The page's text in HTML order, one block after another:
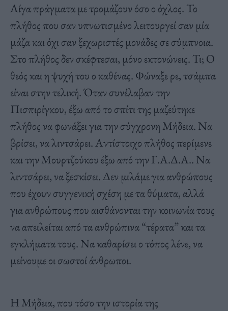
Λίγα πράγματα με τρομάζουν όσο ο όχλος. Το
πλήθος που σαν υπνωτισμένο λειτουργεί σαν μία
μάζα και όχι σαν ξεχωριστές μονάδες σε σύμπνοια.
Στο πλήθος δεν σκέφτεσαι, μόνο εκτονώνεις. Τι; Ο
θεός και η ψυχή του ο καθένας. Φώναξε ρε, τσάμπα
είναι στην τελική. Όταν συνέλαβαν την
Πισπιρίγκου, έξω από το σπίτι της μαζεύτηκε
πλήθος να φωνάξει για την σύγχρονη Μήδεια. Να
βρίσει, να λιντσάρει. Αντίστοιχο πλήθος περίμενε
και την Μουρτζούκου έξω από την Γ.Α.Δ.Α.. Να
λιντσάρει, να ξεσκίσει. Δεν μιλάμε για ανθρώπους
που έχουν συγγενική σχέση με τα θύματα, αλλά
για ανθρώπους που αισθάνονται την κοινωνία τους
να απειλείται από τα ανθρώπινα “τέρατα” και τα
εγκλήματα τους. Να καθαρίσει ο τόπος λένε, να
μείνουμε οι σωστοί άνθρωποι.
Η Μήδεια, που τόσο την ιστορία της